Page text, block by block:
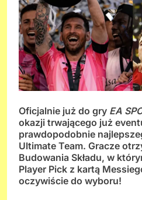
Oficjalnie już do gry EA
okazji trwającego już
prawdopodobnie
Ultimate Team. Gracze
Budowania Składu, w
Player Pick z kartą
oczywiście do wyboru!